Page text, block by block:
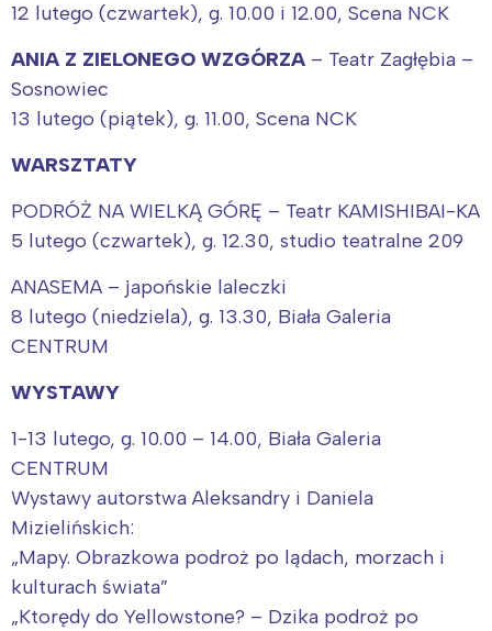
12 lutego (czwartek), g. 10.00 i 12.00, Scena NCK
ANIA Z ZIELONEGO WZGÓRZA – Teatr Zagłębia –
Sosnowiec
13 lutego (piątek), g. 11.00, Scena NCK
WARSZTATY
PODRÓŻ NA WIELKĄ GÓRĘ – Teatr KAMISHIBAI-KA
5 lutego (czwartek), g. 12.30, studio teatralne 209
ANASEMA – japońskie laleczki
8 lutego (niedziela), g. 13.30, Biała Galeria
CENTRUM
WYSTAWY
1-13 lutego, g. 10.00 – 14.00, Biała Galeria
CENTRUM
Wystawy autorstwa Aleksandry i Daniela
Mizielińskich:
„Mapy. Obrazkowa podroż po lądach, morzach i
kulturach świata”
„Ktorędy do Yellowstone? – Dzika podroż po
Interesują mnie wydarzenia z
tego regionu:
Łódź
Trójmiasto
Poznań
Wrocław
Kraków
Południe
Północ
Wszystkie